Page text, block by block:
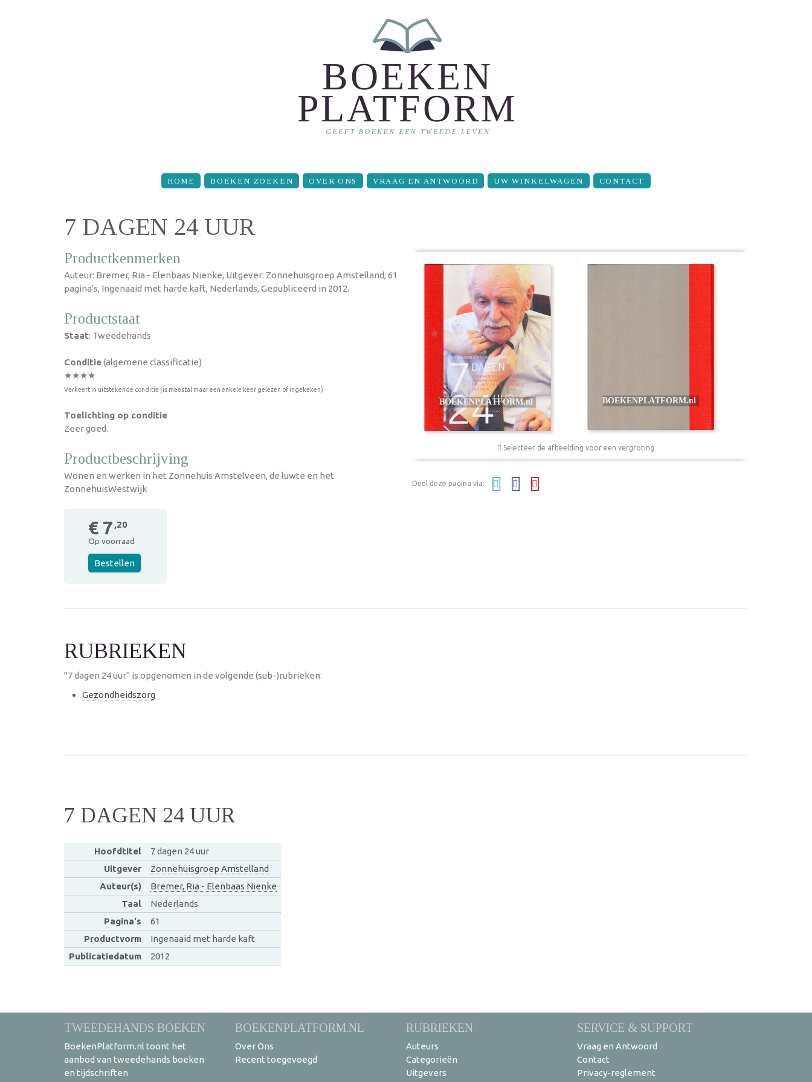
HOME BOEKEN ZOEKEN OVER ONS VRAAG EN ANTWOORD UW WINKELWAGEN CONTACT
7 DAGEN 24 UUR
Productkenmerken
Auteur: Bremer, Ria - Elenbaas Nienke, Uitgever: Zonnehuisgroep Amstelland, 61
pagina's, Ingenaaid met harde kaft, Nederlands, Gepubliceerd in 2012.
Productstaat
Staat: Tweedehands
Conditie(algemene classificatie)
★★★★
Verkeert in uitstekende conditie (is meestal maar een enkele keer gelezen of ingekeken)
Toelichting op conditie
Zeer goed.
Productbeschrijving
Wonen en werken in het Zonnehuis Amstelveen, de luwte en het
ZonnehuisWestwijk
€ 7 ,20
Op voorraad
Bestellen
Selecteer de afbeelding voor een vergroting
Deel deze pagina via:
RUBRIEKEN
"7 dagen 24 uur" is opgenomen in de volgende (sub-)rubrieken:
Gezondheidszorg
7 DAGEN 24 UUR
Hoofdtitel
7 dagen 24 uur
Uitgever
Zonnehuisgroep Amstelland
Auteur(s)
Bremer, Ria - Elenbaas Nienke
Taal
Nederlands
Pagina's
61
Productvorm
Ingenaaid met harde kaft
Publicatiedatum
2012
TWEEDEHANDS BOEKEN
BoekenPlatform.nl toont het
aanbod van tweedehands boeken
en tijdschriften
BOEKENPLATFORM.NL
Over Ons
Recent toegevoegd
RUBRIEKEN
Auteurs
Categorieën
Uitgevers
SERVICE & SUPPORT
Vraag en Antwoord
Contact
Privacy-reglement